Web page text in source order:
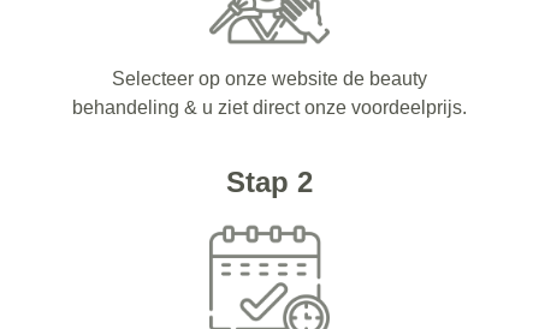
Selecteer op onze website de beauty
behandeling & u ziet direct onze voordeelprijs.
Stap 2